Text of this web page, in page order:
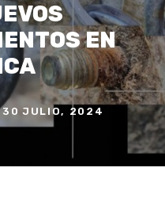
EN
30 JULIO, 2024